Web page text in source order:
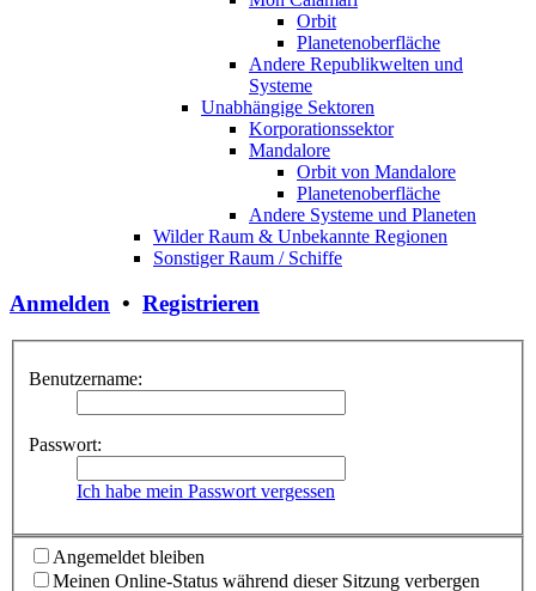
Orbit
Planetenoberfläche
Andere Republikwelten und
Systeme
Unabhängige Sektoren
Korporationssektor
Mandalore
Orbit von Mandalore
Planetenoberfläche
Andere Systeme und Planeten
Wilder Raum & Unbekannte Regionen
Sonstiger Raum / Schiffe
Anmelden • Registrieren
Benutzername:
Passwort:
Ich habe mein Passwort vergessen
Angemeldet bleiben
Meinen Online-Status während dieser Sitzung verbergen